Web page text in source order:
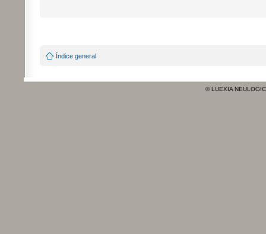
Índice general
© LUEXIA